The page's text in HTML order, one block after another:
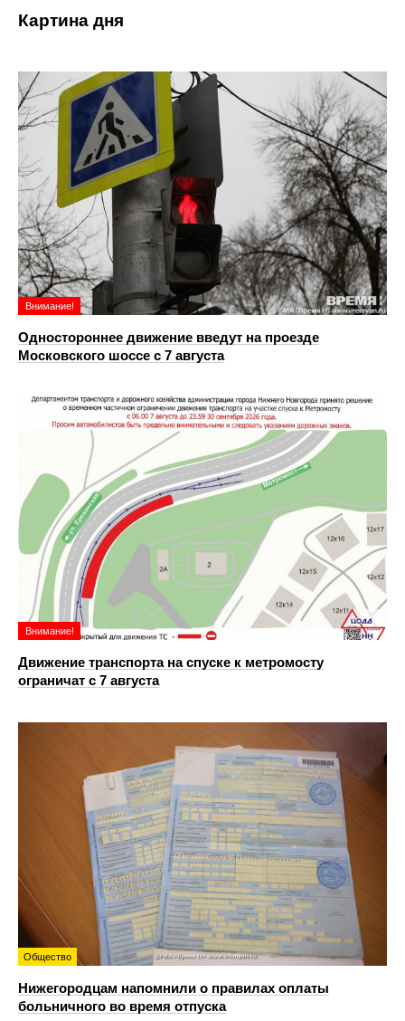
Картина дня
Внимание!
Одностороннее движение введут на проезде
Московского шоссе с 7 августа
Внимание!
Движение транспорта на спуске к метромосту
ограничат с 7 августа
Общество
Нижегородцам напомнили о правилах оплаты
больничного во время отпуска